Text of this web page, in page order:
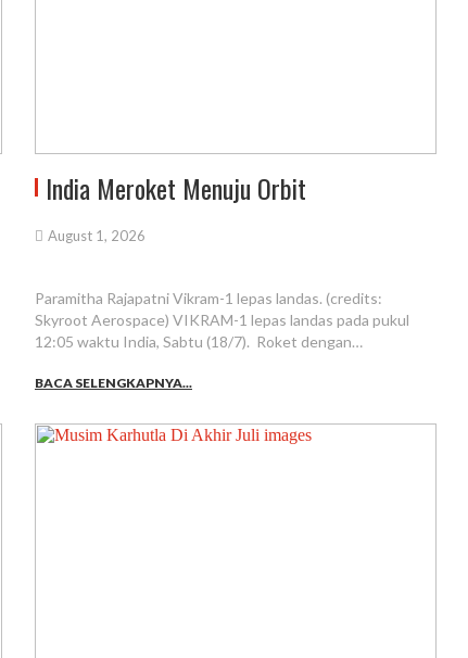
India Meroket Menuju Orbit
August 1, 2026
Paramitha Rajapatni Vikram-1 lepas landas. (credits:
Skyroot Aerospace) VIKRAM-1 lepas landas pada pukul
12:05 waktu India, Sabtu (18/7). Roket dengan…
BACA SELENGKAPNYA...